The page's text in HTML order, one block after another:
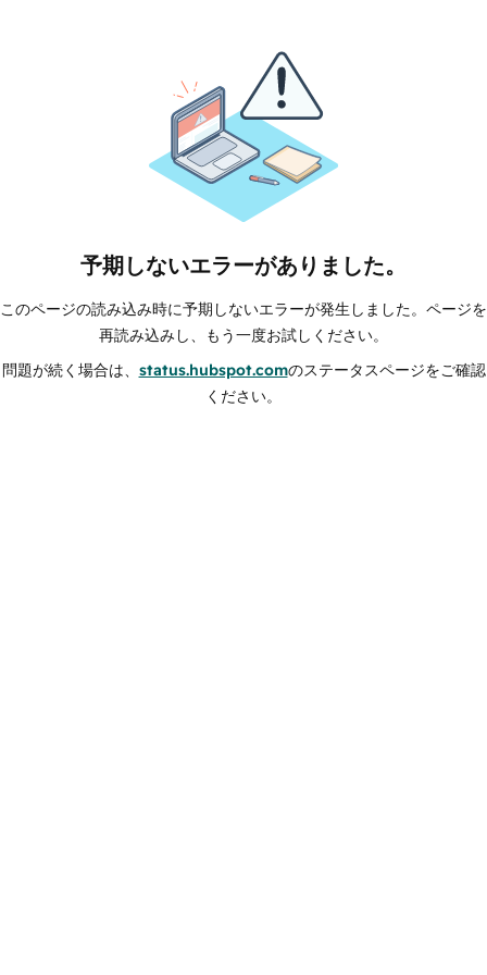
予期しないエラーがありました。
このページの読み込み時に予期しないエラーが発生しました。ページを
再読み込みし、もう一度お試しください。
問題が続く場合は、 status.hubspot.comのステータスページをご確認
ください。